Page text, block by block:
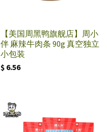
【美国周黑鸭旗舰店】周小
伴 麻辣牛肉条 90g 真空独立
小包装
$ 6.56